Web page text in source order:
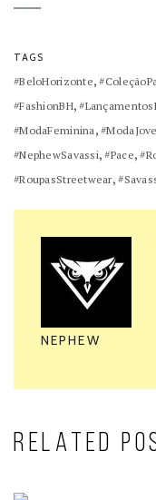
TAGS
#BeloHorizonte,
#FashionBH,
#ModaFeminina,
#NephewSavassi,#Pace,
#RoupasStreetwear,
NEPHEW
RELATED